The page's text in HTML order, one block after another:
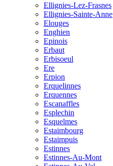
Ellignies-Lez-Frasnes
Ellignies-Sainte-Anne
Elouges
Enghien
Epinois
Erbaut
Erbisoeul
Ere
Erpion
Erquelinnes
Erquennes
Escanaffles
Esplechin
Esquelmes
Estaimbourg
Estaimpuis
Estinnes
Estinnes-Au-Mont